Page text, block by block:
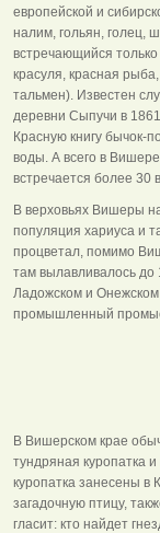
европейской и
налим, гольян, голец,
встречающийся
красуля, красная
тальмен). Известен
деревни Сыпучи в
Красную книгу бычок-
воды. А всего в
встречается более 30
В верховьях Вишеры
популяция хариуса и
процветал, помимо
там вылавливалось
Ладожском и
промышленный
(вид с
В Вишерском крае
тундряная куропатка
куропатка занесены в
загадочную птицу,
гласит: кто найдет